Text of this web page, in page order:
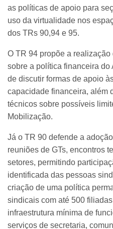
as políticas de apoio para
uso da virtualidade nos
dos TRs 90,94 e 95.
O TR 94 propõe a
sobre a política financeira
de discutir formas de apoio
capacidade financeira, além
técnicos sobre possíveis
Mobilização.
Já o TR 90 defende a
reuniões de GTs, encontros
setores, permitindo
identificada das pessoas
criação de uma política
sindicais com até 500
infraestrutura mínima de
serviços de secretaria,